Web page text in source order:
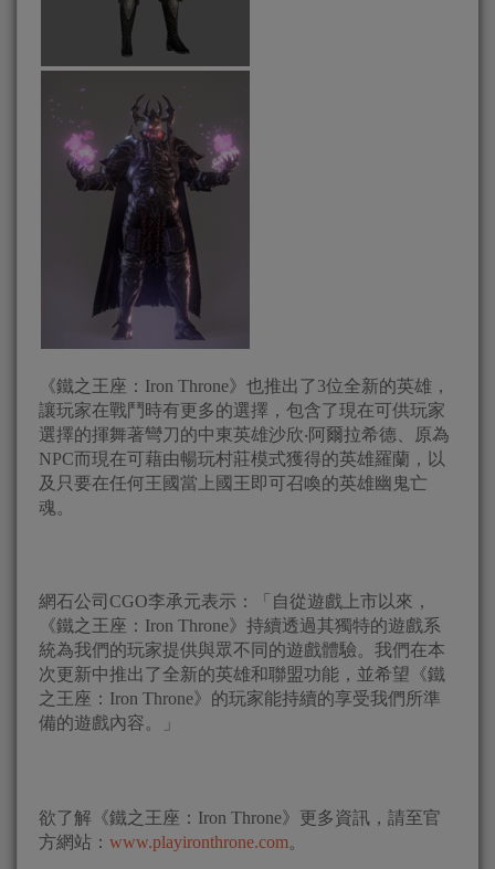
《鐵之王座：Iron Throne》也推出了3位全新的英雄，
讓玩家在戰鬥時有更多的選擇，包含了現在可供玩家
選擇的揮舞著彎刀的中東英雄沙欣‧阿爾拉希德、原為
NPC而現在可藉由暢玩村莊模式獲得的英雄羅蘭，以
及只要在任何王國當上國王即可召喚的英雄幽鬼亡
魂。
網石公司CGO李承元表示：「自從遊戲上市以來，
《鐵之王座：Iron Throne》持續透過其獨特的遊戲系
統為我們的玩家提供與眾不同的遊戲體驗。我們在本
次更新中推出了全新的英雄和聯盟功能，並希望《鐵
之王座：Iron Throne》的玩家能持續的享受我們所準
備的遊戲內容。」
欲了解《鐵之王座：Iron Throne》更多資訊，請至官
方網站： www.playironthrone.com。